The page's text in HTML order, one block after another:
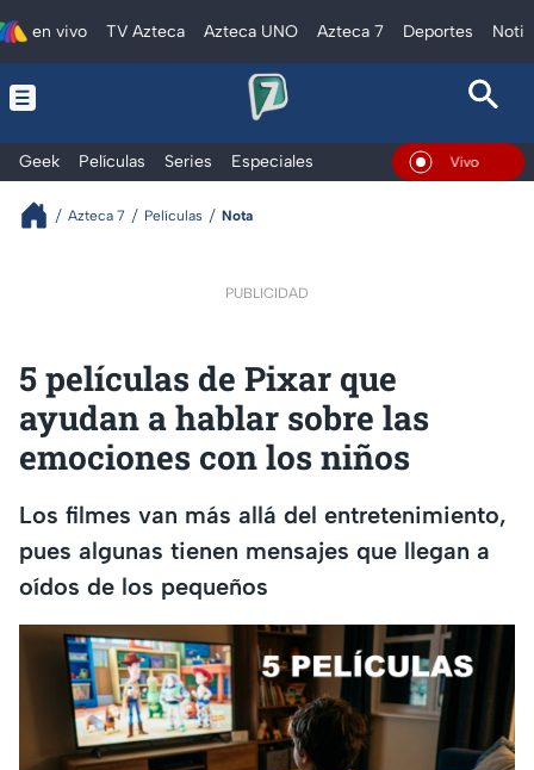
en vivo TV Azteca Azteca UNO Azteca 7 Deportes
Geek Películas Series Especiales En Vivo
Azteca 7 Películas Nota
PUBLICIDAD
5 películas de Pixar que
ayudan a hablar sobre las
emociones con los niños
Los filmes van más allá del entretenimiento,
pues algunas tienen mensajes que llegan a
oídos de los pequeños